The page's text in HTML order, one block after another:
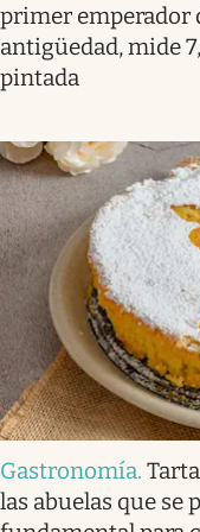
primer emperador
antigüedad, mide
pintada
Gastronomía.
las abuelas que se